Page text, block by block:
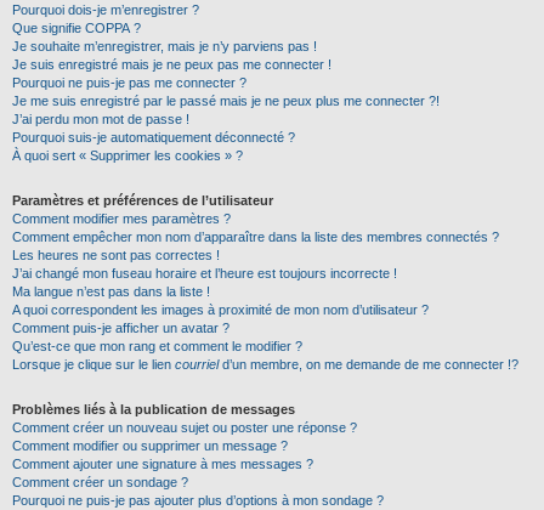
Pourquoi dois-je m’enregistrer ?
Que signifie COPPA ?
Je souhaite m’enregistrer, mais je n’y parviens pas !
Je suis enregistré mais je ne peux pas me connecter !
Pourquoi ne puis-je pas me connecter ?
Je me suis enregistré par le passé mais je ne peux plus me connecter ?!
J’ai perdu mon mot de passe !
Pourquoi suis-je automatiquement déconnecté ?
À quoi sert « Supprimer les cookies » ?
Paramètres et préférences de l’utilisateur
Comment modifier mes paramètres ?
Comment empêcher mon nom d’apparaître dans la liste des membres connectés ?
Les heures ne sont pas correctes !
J’ai changé mon fuseau horaire et l’heure est toujours incorrecte !
Ma langue n’est pas dans la liste !
A quoi correspondent les images à proximité de mon nom d’utilisateur ?
Comment puis-je afficher un avatar ?
Qu’est-ce que mon rang et comment le modifier ?
Lorsque je clique sur le lien courrield’un membre, on me demande de me connecter !?
Problèmes liés à la publication de messages
Comment créer un nouveau sujet ou poster une réponse ?
Comment modifier ou supprimer un message ?
Comment ajouter une signature à mes messages ?
Comment créer un sondage ?
Pourquoi ne puis-je pas ajouter plus d’options à mon sondage ?